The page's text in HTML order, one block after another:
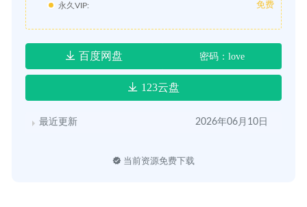
永久VIP: 免费
百度网盘 密码：love
123云盘
最近更新 2026年06月10日
当前资源免费下载